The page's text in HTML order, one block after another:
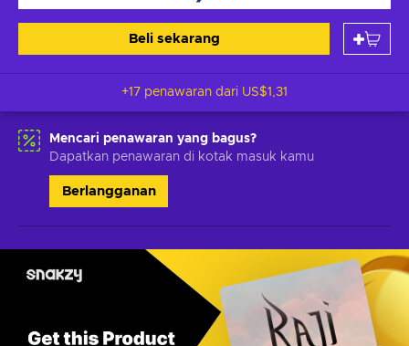
Beli sekarang
+17 penawaran dari US$1,31
Mencari penawaran yang bagus?
Dapatkan penawaran di kotak masuk kamu
Berlangganan